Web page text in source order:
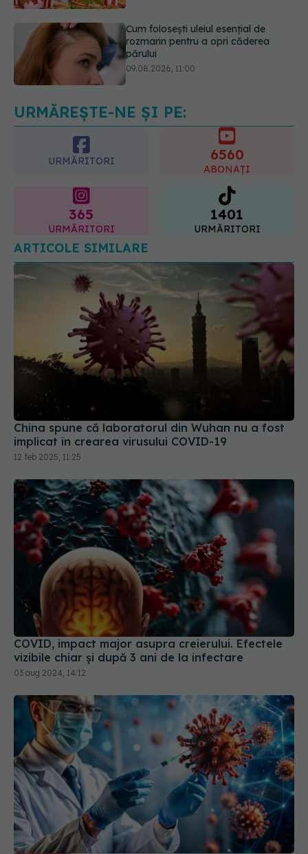
Ce este testul TORCH și cine trebuie
să-l facă. Ce înseamnă un rezultat
URMĂREȘTE-NE ȘI PE:
URMĂRITORI 6560
ABONAȚI
365
URMĂRITORI
1401
URMĂRITORI
ARTICOLE SIMILARE
China spune că laboratorul din Wuhan nu a fost
implicat în crearea virusului COVID-19
12 feb 2025, 11:25
COVID, impact major asupra creierului. Efectele
vizibile chiar și după 3 ani de la infectare
03 aug 2024, 14:12